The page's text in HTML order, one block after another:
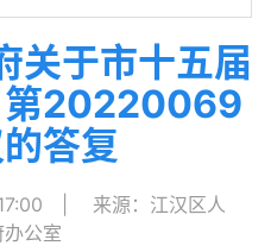
关于市十五届
第20220069
答复
来源：江汉区人
办公室